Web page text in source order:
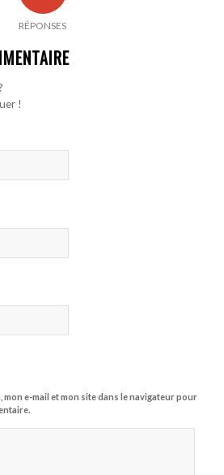
RÉPONSES
!
mon e-mail et mon site dans le navigateur pour